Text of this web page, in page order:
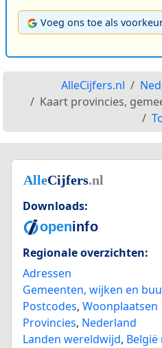
Voeg ons toe als
AlleCijfers.nl
Kaart provincies,
Downloads:
Regionale overzichten:
Adressen
Gemeenten, wijken en
Postcodes, Woonplaatsen
Provincies, Nederland
Landen wereldwijd,